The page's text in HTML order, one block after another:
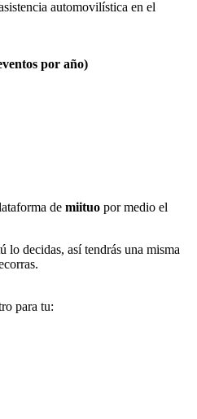
automovilística en el
por año)
de miituo por medio el
lo decidas, así tendrás una misma
para tu: